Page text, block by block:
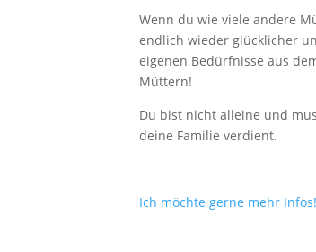
Wenn du wie viele andere
endlich wieder glücklicher
eigenen Bedürfnisse aus
Müttern!
Du bist nicht alleine und
deine Familie verdient.
Ich möchte gerne mehr Infos!